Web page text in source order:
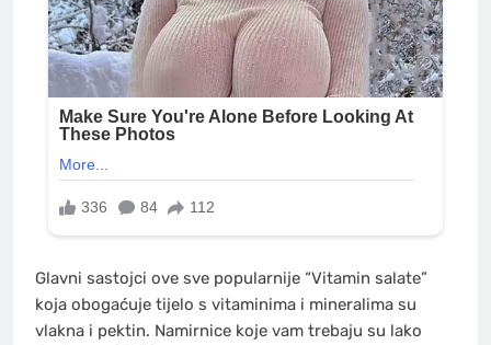
Glavni sastojci ove sve popularnije “Vitamin salate”
koja obogaćuje tijelo s vitaminima i mineralima su
vlakna i pektin. Namirnice koje vam trebaju su lako